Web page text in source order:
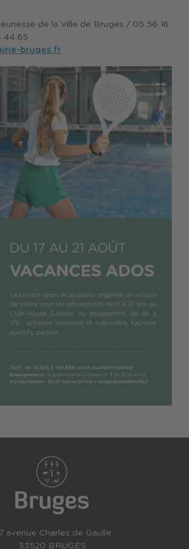
de la Ville de Bruges / 05 56 16
44 65
bruges.fr
avenue Charles de Gaulle
33520 BRUGES